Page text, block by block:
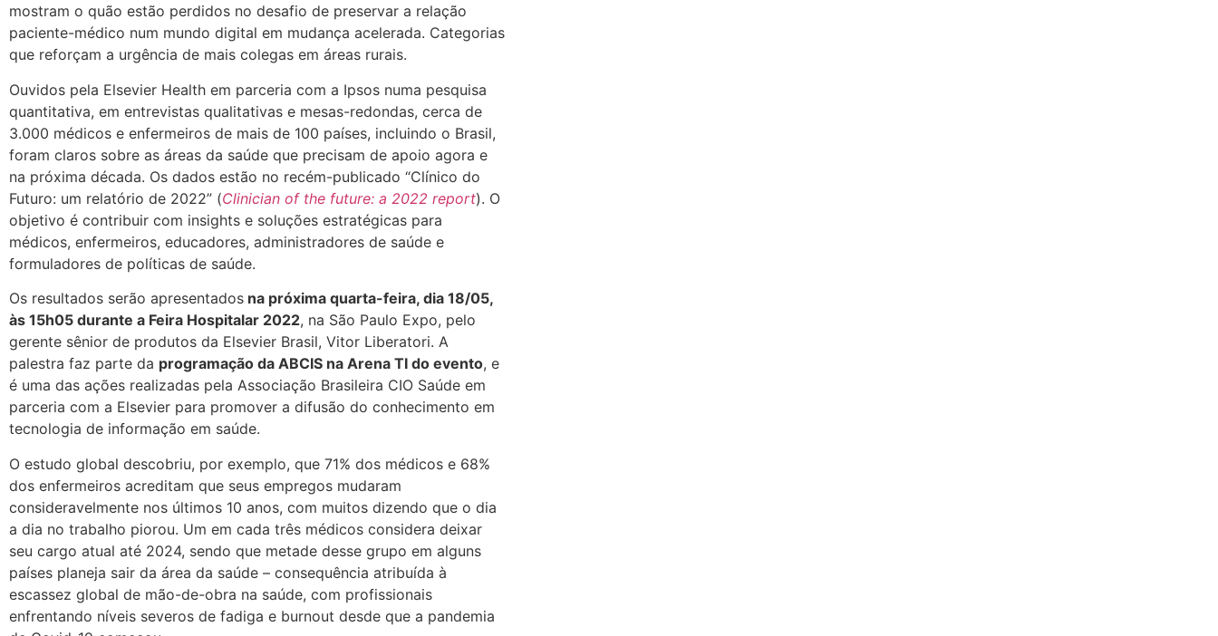
mostram o quão estão perdidos no desafio de preservar a relação
paciente-médico num mundo digital em mudança acelerada. Categorias
que reforçam a urgência de mais colegas em áreas rurais.
Ouvidos pela Elsevier Health em parceria com a Ipsos numa pesquisa
quantitativa, em entrevistas qualitativas e mesas-redondas, cerca de
3.000 médicos e enfermeiros de mais de 100 países, incluindo o Brasil,
foram claros sobre as áreas da saúde que precisam de apoio agora e
na próxima década. Os dados estão no recém-publicado “Clínico do
Futuro: um relatório de 2022” (Clinician of the future: a 2022 report). O
objetivo é contribuir com insights e soluções estratégicas para
médicos, enfermeiros, educadores, administradores de saúde e
formuladores de políticas de saúde.
Os resultados serão apresentados na próxima quarta-feira, dia 18/05,
às 15h05 durante a Feira Hospitalar 2022, na São Paulo Expo, pelo
gerente sênior de produtos da Elsevier Brasil, Vitor Liberatori. A
palestra faz parte da programação da ABCIS na Arena TI do evento, e
é uma das ações realizadas pela Associação Brasileira CIO Saúde em
parceria com a Elsevier para promover a difusão do conhecimento em
tecnologia de informação em saúde.
O estudo global descobriu, por exemplo, que 71% dos médicos e 68%
dos enfermeiros acreditam que seus empregos mudaram
consideravelmente nos últimos 10 anos, com muitos dizendo que o dia
a dia no trabalho piorou. Um em cada três médicos considera deixar
seu cargo atual até 2024, sendo que metade desse grupo em alguns
países planeja sair da área da saúde – consequência atribuída à
escassez global de mão-de-obra na saúde, com profissionais
enfrentando níveis severos de fadiga e burnout desde que a pandemia